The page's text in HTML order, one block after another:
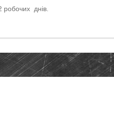
робочих днів.